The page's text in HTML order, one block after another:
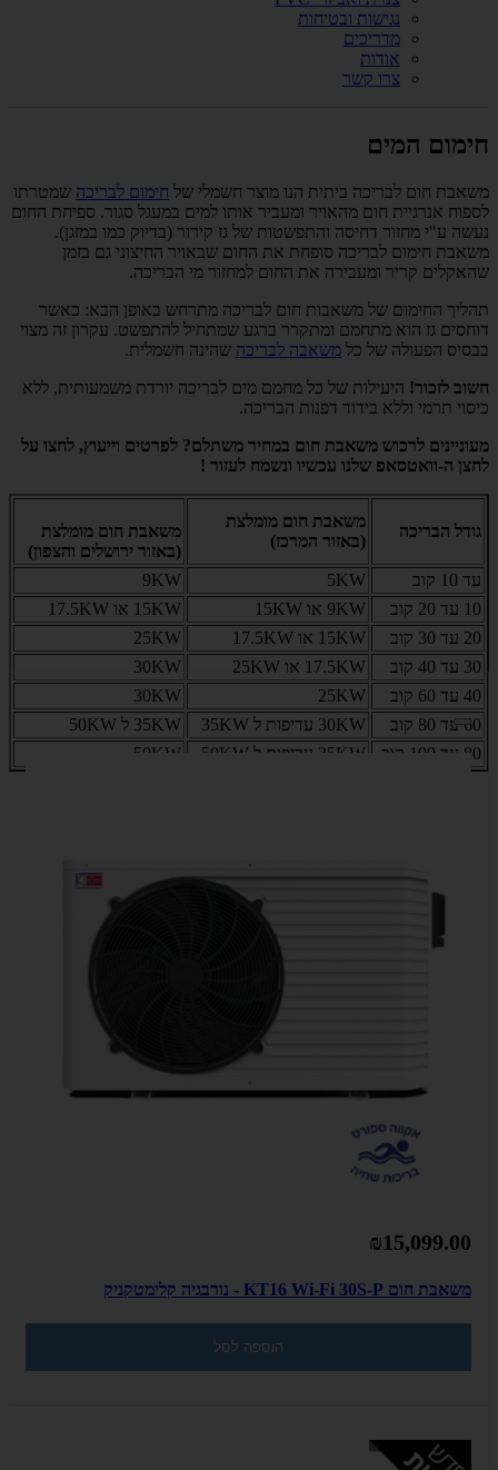
נגישות ובטיחות
מדריכים
אודות
צרו קשר
חימום המים
משאבת חום לבריכה ביתית הנו מוצר חשמלי של חימום לבריכה שמטרתו
לספוח אנרגיית חום מהאויר ומעביר אותו למים במעגל סגור. ספיחת החום
נעשה ע"י מחזור דחיסה והתפשטות של גז קירור (בדיוק כמו במזגן).
משאבת חימום לבריכה סופחת את החום שבאויר החיצוני גם בזמן
שהאקלים קריר ומעבירה את החום למחזור מי הבריכה.
תהליך החימום של משאבות חום לבריכה מתרחש באופן הבא: כאשר
דוחסים גז הוא מתחמם ומתקרר ברגע שמתחיל להתפשט. עקרון זה מצוי
בבסיס הפעולה של כל משאבה לבריכה שהינה חשמלית.
חשוב לזכור! היעילות של כל מחמם מים לבריכה יורדת משמעותית, ללא
כיסוי תרמי וללא בידוד דפנות הבריכה.
מעוניינים לרכוש משאבת חום במחיר משתלם? לפרטים וייעוץ, לחצו על
לחצן ה-וואטסאפ שלנו עכשיו ונשמח לעזור !
גודל הבריכה
משאבת חום מומלצת
(באזור המרכז)
משאבת חום מומלצת
(באזור ירושלים והצפון)
עד 10 קוב
5KW
9KW
10 עד 20 קוב
9KW או 15KW
15KW או 17.5KW
20 עד 30 קוב
15KW או 17.5KW
25KW
30 עד 40 קוב
17.5KW או 25KW
30KW
40 עד 60 קוב
25KW
30KW
60 עד 80 קוב
30KW עדיפות ל 35KW
35KW ל 50KW
80 עד 100 קוב
35KW עדיפות ל 50KW 50KW
₪15,099.00
משאבת חום KT16 Wi-Fi 30S-P - נורבגיה קלימטקניק
הוספה לסל